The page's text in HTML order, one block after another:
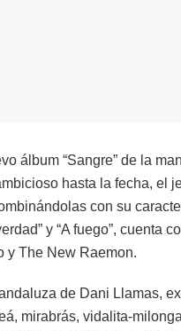
álbum “Sangre” de la
hasta la fecha, el
con su
y “A fuego”, cuenta
y The New Raemon.
de Dani Llamas,
mirabrás, vidalita-